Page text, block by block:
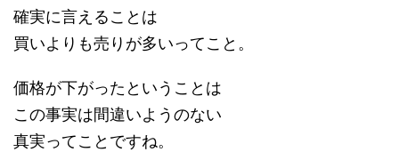
確実に言えることは
買いよりも売りが多いってこと。
価格が下がったということは
この事実は間違いようのない
真実ってことですね。